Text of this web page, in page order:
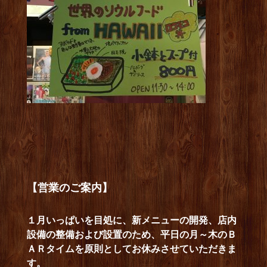
【営業のご案内】
１月いっぱいを目処に、新メニューの開発、店内
設備の整備および設置のため、平日の月～木のＢ
ＡＲタイムを原則としてお休みさせていただきま
す。